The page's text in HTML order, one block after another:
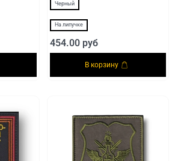
Черный
На липучке
454.00 руб
В корзину